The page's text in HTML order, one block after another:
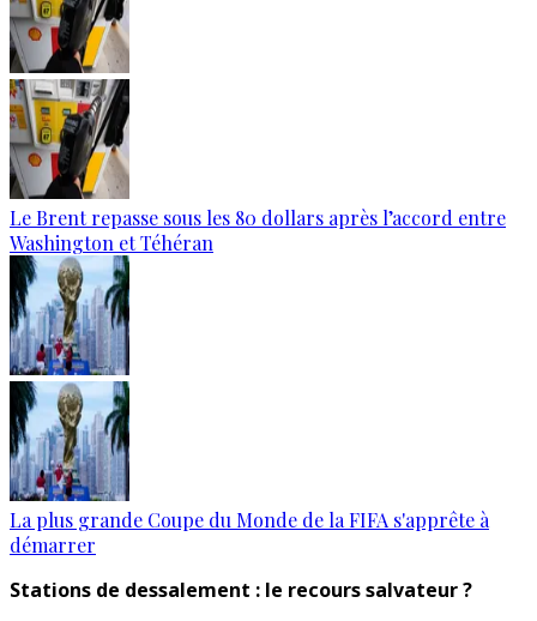
Le Brent repasse sous les 80 dollars après l’accord entre
Washington et Téhéran
La plus grande Coupe du Monde de la FIFA s'apprête à
démarrer
Stations de dessalement : le recours salvateur ?